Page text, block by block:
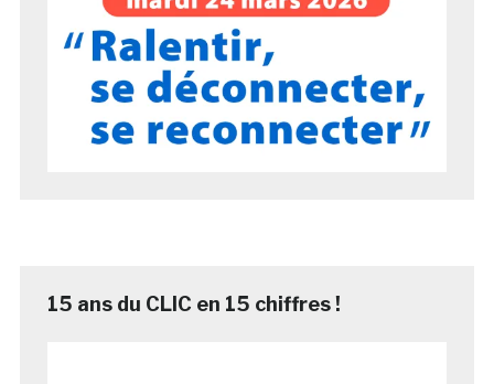
15 ans du CLIC en 15 chiffres !